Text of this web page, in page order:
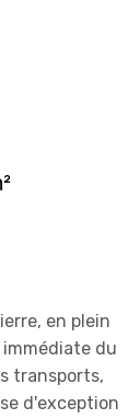
en plein
du
transports,
d'exception